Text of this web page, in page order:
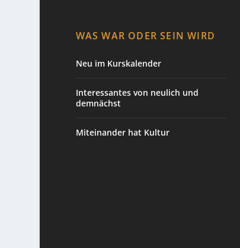
WAS WAR ODER SEIN WIRD
Neu im Kurskalender
Interessantes von neulich und
demnächst
Miteinander hat Kultur